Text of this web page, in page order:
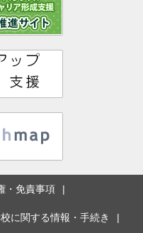
・免責事項
に関する情報・手続き